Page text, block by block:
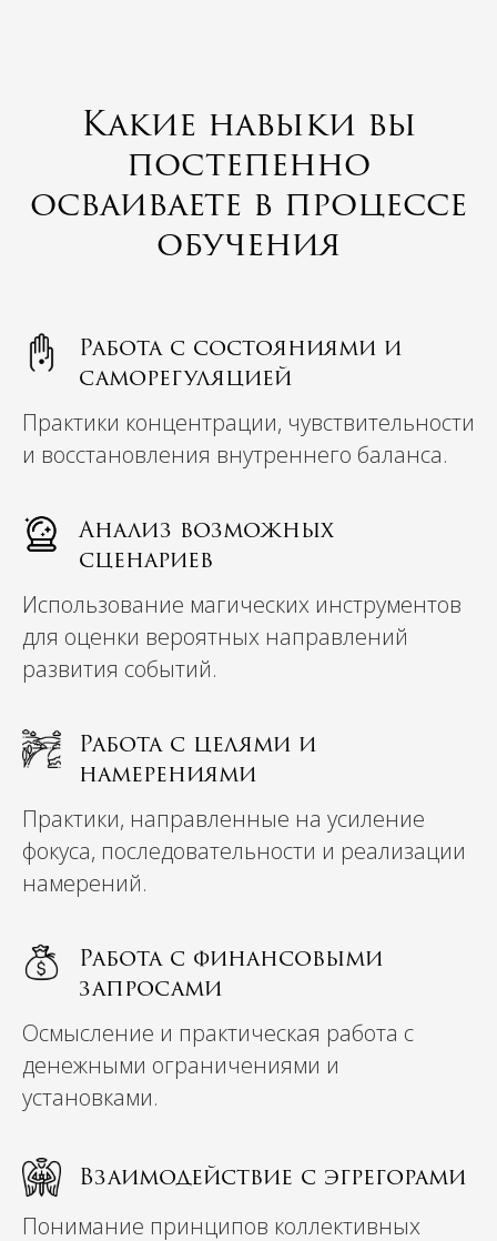
Какие навыки вы
постепенно
осваиваете в процессе
обучения
Работа с состояниями и
саморегуляцией
Практики концентрации, чувствительности
и восстановления внутреннего баланса.
Анализ возможных
сценариев
Использование магических инструментов
для оценки вероятных направлений
развития событий.
Работа с целями и
намерениями
Практики, направленные на усиление
фокуса, последовательности и реализации
намерений.
Работа с финансовыми
запросами
Осмысление и практическая работа с
денежными ограничениями и
установками.
Взаимодействие с эгрегорами
Понимание принципов коллективных